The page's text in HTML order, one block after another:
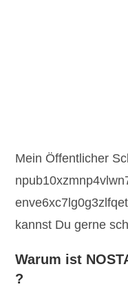
Mein Öffentlicher
kannst Du gerne
Warum ist
?